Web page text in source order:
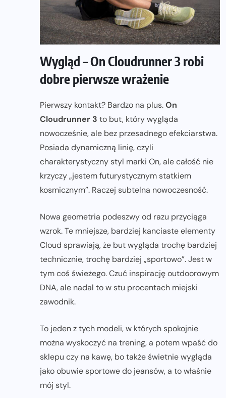
Wygląd – On Cloudrunner 3 robi
dobre pierwsze wrażenie
Pierwszy kontakt? Bardzo na plus.On
Cloudrunner 3 to but, który wygląda
nowocześnie, ale bez przesadnego efekciarstwa.
Posiada dynamiczną linię, czyli
charakterystyczny styl marki On, ale całość nie
krzyczy „jestem futurystycznym statkiem
kosmicznym”. Raczej subtelna nowoczesność.
Nowa geometria podeszwy od razu przyciąga
wzrok. Te mniejsze, bardziej kanciaste elementy
Cloud sprawiają, że but wygląda trochę bardziej
technicznie, trochę bardziej „sportowo”. Jest w
tym coś świeżego. Czuć inspirację outdoorowym
DNA, ale nadal to w stu procentach miejski
zawodnik.
To jeden z tych modeli, w których spokojnie
można wyskoczyć na trening, a potem wpaść do
sklepu czy na kawę, bo także świetnie wygląda
jako obuwie sportowe do jeansów, a to właśnie
mój styl.